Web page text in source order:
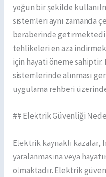
yoğun bir şekilde
sistemleri aynı zamanda
beraberinde
tehlikeleri en aza indirmek
için hayati öneme
sistemlerinde alınması
uygulama rehberi
## Elektrik Güvenliği
Elektrik kaynaklı kazalar,
yaralanmasına veya
olmaktadır. Elektrik